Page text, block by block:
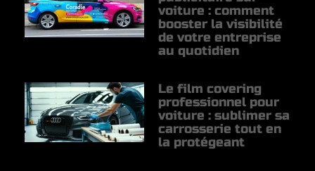
voiture : comment
booster la visibilité
de votre entreprise
au quotidien
Le film covering
professionnel pour
voiture : sublimer sa
carrosserie tout en
la protégeant